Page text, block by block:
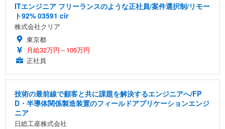
ITエンジニア フリーランスのような正社員/案件選択制/リモー
ト92% 03591 cir
株式会社クリア
東京都
月給32万円～105万円
正社員
技術の最前線で顧客と共に課題を解決するエンジニアへ/FP
D・半導体関係製造装置のフィールドアプリケーションエンジ
ニア
日総工産株式会社